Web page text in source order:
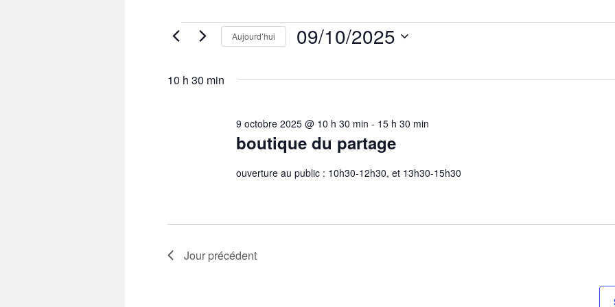
Évènements
for
2025
Aujourd’hui 09/10/2025
date.
10 h 30 min
boutique du partage
9 octobre 2025 @ 10 h 30 min - 15 h 30 min
ouverture au public : 10h30-12h30, et 13h30-15h30
Jour précédent